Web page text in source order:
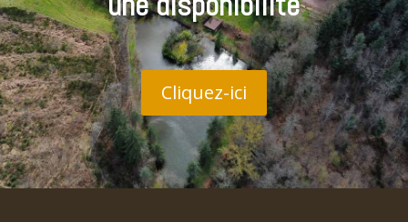
Cliquez-ici